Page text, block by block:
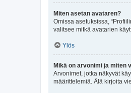
Miten asetan avataren?
Omissa asetuksissa,
valitsee mitkä avatarien
Ylös
Mikä on arvonimi ja miten
Arvonimet, jotka näkyvät
määrittelemiä. Älä kirjoita